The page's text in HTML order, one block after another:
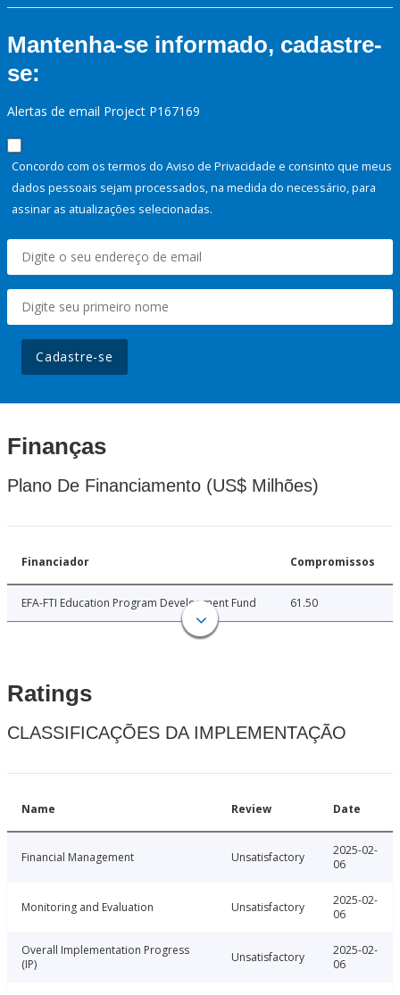
Mantenha-se informado, cadastre-
se:
Alertas de email Project P167169
Concordo com os termos do Aviso de Privacidade e consinto que meus
dados pessoais sejam processados, na medida do necessário, para
assinar as atualizações selecionadas.
Cadastre-se
Finanças
Plano De Financiamento (US$ Milhões)
Financiador Compromissos
EFA-FTI Education Program Development Fund 61.50
Ratings
CLASSIFICAÇÕES DA IMPLEMENTAÇÃO
Name Review Date
Financial Management Unsatisfactory
2025-02-
06
Monitoring and Evaluation Unsatisfactory
2025-02-
06
Overall Implementation Progress
(IP)
Unsatisfactory
2025-02-
06